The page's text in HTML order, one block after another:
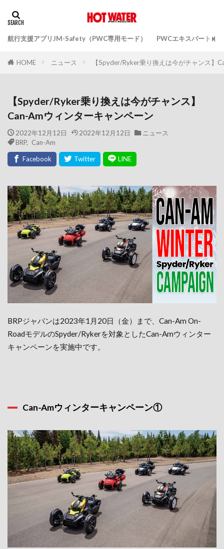
航行支援アプリJM-Safety（PWC専用モード） PWCエキスパートガ
HOME ニュース 【Spyder/Ryker乗り換えは今がチャンス】
【Spyder/Ryker乗り換えは今がチャンス】
Can-Amウィンターキャンペーン
2022年12月12日 2022年12月12日
ニュース
BRP, Can-Am
BRPジャパンは2023年1月20日（金）まで、Can-Am On-
RoadモデルのSpyder/Rykerを対象としたCan-Amウィンター
キャンペーンを実施中です。
Can-Amウィンターキャンペーン①